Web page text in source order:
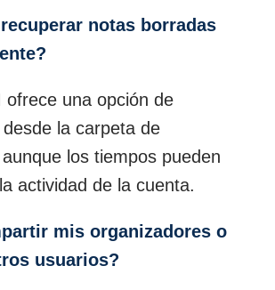
notas borradas
ofrece una opción de
la carpeta de
aunque los tiempos pueden
actividad de la cuenta.
mis organizadores o
usuarios?